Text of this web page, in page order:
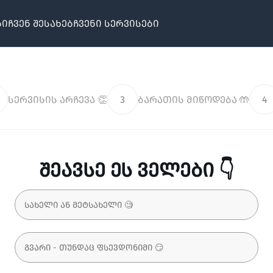
ჩვენ შესახებჩვენი სერვისები
სერვისის არჩევა 👏 3 ბარათის მიწოდება 🤲 4
შეავსე ეს ველები 👇